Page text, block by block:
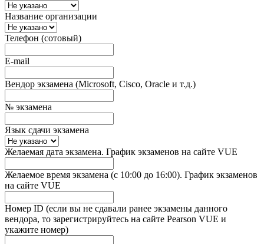
Название организации
Телефон (сотовый)
E-mail
Вендор экзамена (Microsoft, Cisco, Oracle и т.д.)
№ экзамена
Язык сдачи экзамена
Желаемая дата экзамена. График экзаменов на сайте VUE
Желаемое время экзамена (с 10:00 до 16:00). График экзаменов
на сайте VUE
Номер ID (если вы не сдавали ранее экзамены данного
вендора, то зарегистрируйтесь на сайте Pearson VUE и
укажите номер)